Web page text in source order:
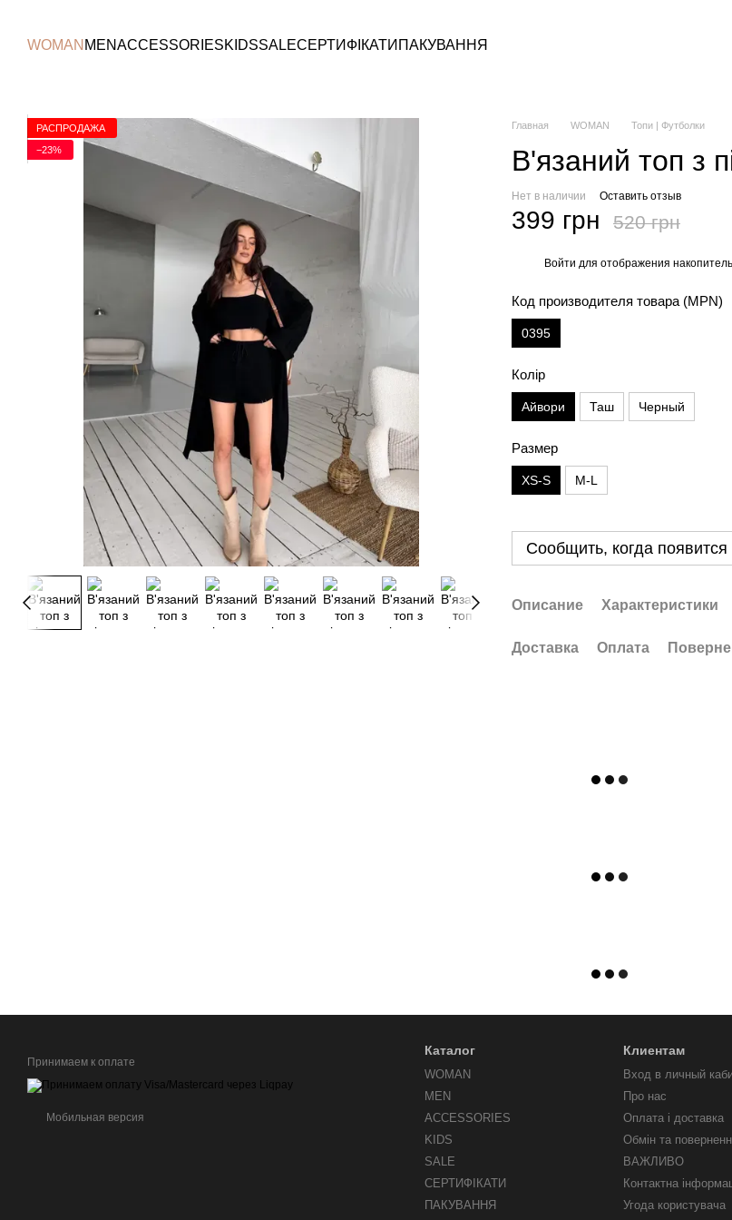
WOMAN MENACCESSORIESKIDSSALEСЕРТИФІКАТИ ПАКУВАННЯ
РАСПРОДАЖА
−23%
Главная WOMAN Топи | Футболки
В'язаний топ з
Нет в наличии Оставить отзыв
399 грн 520 грн
Войти для отображения
Код производителя товара (MPN)
0395
Колір
Айвори Таш Черный
Размер
XS-S M-L
Сообщить, когда появится
Описание Характеристики
Доставка Оплата
Принимаем к оплате
Мобильная версия
Каталог
WOMAN
MEN
ACCESSORIES
KIDS
SALE
СЕРТИФІКАТИ
ПАКУВАННЯ
Клиентам
Вход в личный
Про нас
Оплата і доставка
Обмін та
ВАЖЛИВО
Контактна
Угода користувача